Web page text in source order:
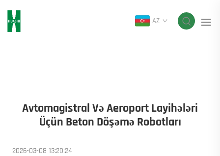
AZ
Avtomagistral Və Aeroport Layihələri
Üçün Beton Döşəmə Robotları
2026-03-08 13:20:24